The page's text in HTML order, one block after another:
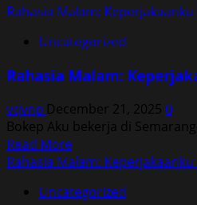
Bosku
more
Rahasia
Keperjakaanku
Ambil
oleh
Istri
Bosku
Rahasia Malam:
Uncategorized
Rahasia Malam:
vqvnp December 21, 2025 0
Bokep Aku bekerja di
Read MoreRead
more
Rahasia
Rahasia Malam:
Uncategorized